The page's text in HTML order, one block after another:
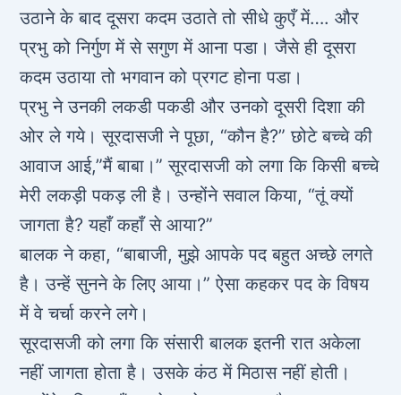
उठाने के बाद दूसरा कदम उठाते तो सीधे कुएँ में…. और
प्रभु को निर्गुण में से सगुण में आना पडा। जैसे ही दूसरा
कदम उठाया तो भगवान को प्रगट होना पडा।
प्रभु ने उनकी लकडी पकडी और उनको दूसरी दिशा की
ओर ले गये। सूरदासजी ने पूछा, “कौन है?” छोटे बच्चे की
आवाज आई,”मैं बाबा।” सूरदासजी को लगा कि किसी बच्चे
मेरी लकड़ी पकड़ ली है। उन्होंने सवाल किया, “तूं क्यों
जागता है? यहाँ कहाँ से आया?”
बालक ने कहा, “बाबाजी, मुझे आपके पद बहुत अच्छे लगते
है। उन्हें सुनने के लिए आया।” ऐसा कहकर पद के विषय
में वे चर्चा करने लगे।
सूरदासजी को लगा कि संसारी बालक इतनी रात अकेला
नहीं जागता होता है। उसके कंठ में मिठास नहीं होती।